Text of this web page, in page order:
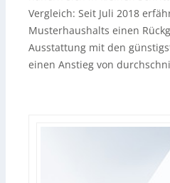
Vergleich: Seit Juli 2018
Musterhaushalts einen
Ausstattung mit den
einen Anstieg von